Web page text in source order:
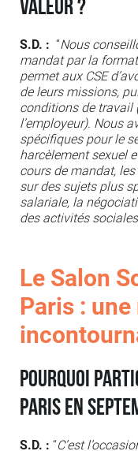
valeur ?
S.D. : “Nous
mandat par la
permet aux CSE
de leurs missions,
conditions de travail
l’employeur). Nous
spécifiques pour le
harcèlement sexuel
cours de mandat,
sur des sujets plus
salariale, la
des activités
Le Salon
Paris :
Pourquoi
Paris en
S.D. : “C’est